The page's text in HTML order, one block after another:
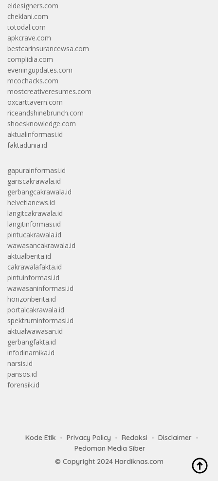
eldesigners.com
cheklani.com
totodal.com
apkcrave.com
bestcarinsurancewsa.com
complidia.com
eveningupdates.com
mcochacks.com
mostcreativeresumes.com
oxcarttavern.com
riceandshinebrunch.com
shoesknowledge.com
aktualinformasi.id
faktadunia.id
gapurainformasi.id
gariscakrawala.id
gerbangcakrawala.id
helvetianews.id
langitcakrawala.id
langitinformasi.id
pintucakrawala.id
wawasancakrawala.id
aktualberita.id
cakrawalafakta.id
pintuinformasi.id
wawasaninformasi.id
horizonberita.id
portalcakrawala.id
spektruminformasi.id
aktualwawasan.id
gerbangfakta.id
infodinamika.id
narsis.id
pansos.id
forensik.id
Kode Etik Privacy Policy Redaksi
Disclaimer
Pedoman Media Siber
© Copyright 2024 Hardiknas.com